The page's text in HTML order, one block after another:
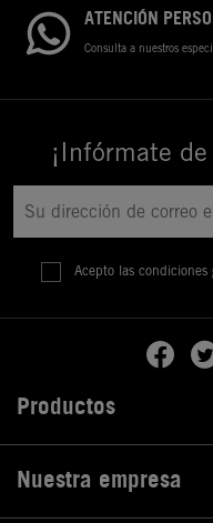
ATENCIÓN
Consulta a nuestros
¡Infórmate
Acepto las
Productos
Nuestra empresa